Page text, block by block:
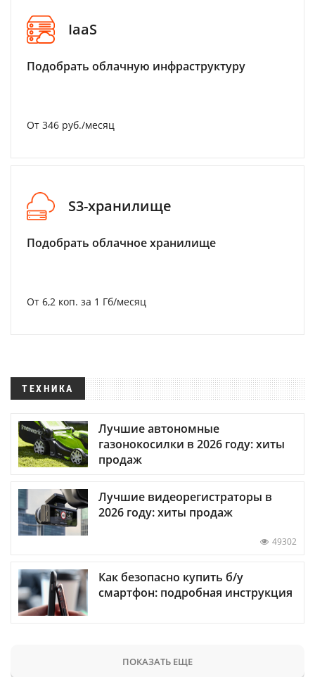
IaaS
Подобрать облачную инфраструктуру
От 346 руб./месяц
S3-хранилище
Подобрать облачное хранилище
От 6,2 коп. за 1 Гб/месяц
ТЕХНИКА
Лучшие автономные
газонокосилки в 2026 году: хиты
продаж
Лучшие видеорегистраторы в
2026 году: хиты продаж
49302
Как безопасно купить б/у
смартфон: подробная инструкция
ПОКАЗАТЬ ЕЩЕ